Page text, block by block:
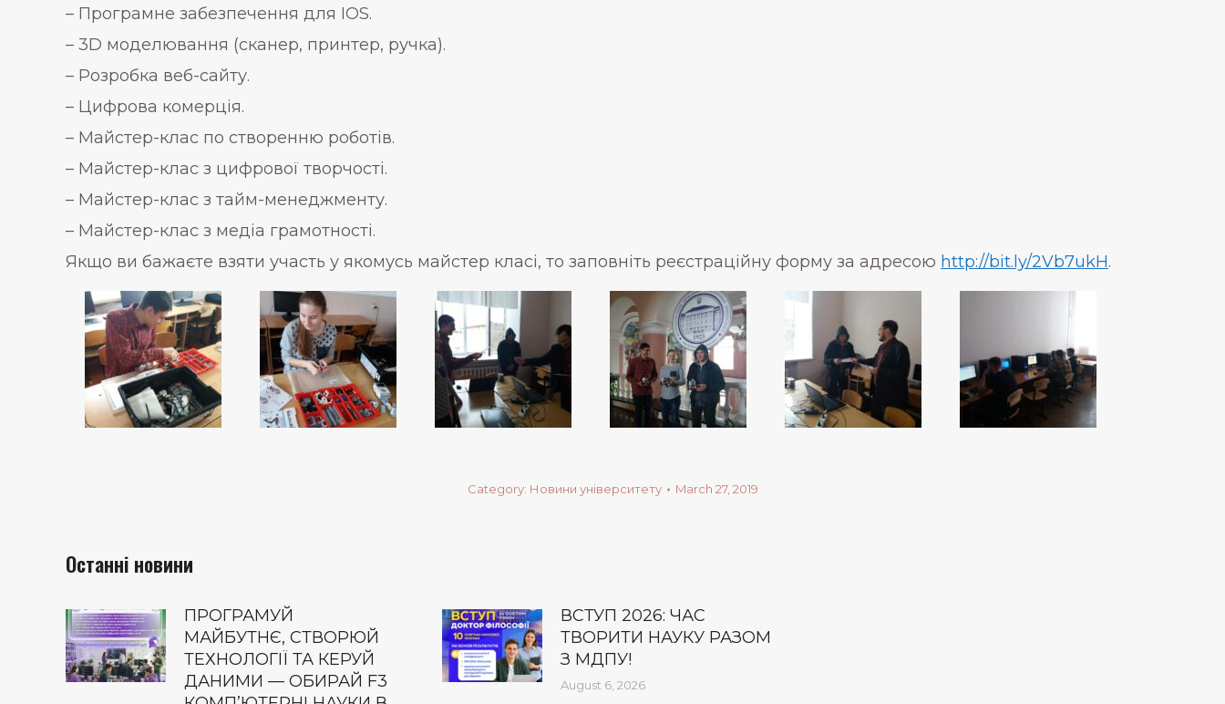
– Програмне забезпечення для IOS.
– 3D моделювання (сканер, принтер, ручка).
– Розробка веб-сайту.
– Цифрова комерція.
– Майстер-клас по створенню роботів.
– Майстер-клас з цифрової творчості.
– Майстер-клас з тайм-менеджменту.
– Майстер-клас з медіа грамотності.
Якщо ви бажаєте взяти участь у якомусь майстер класі, то заповніть реєстраційну форму за адресою http://bit.ly/2Vb7ukH.
Category: Новини університету March 27, 2019
Останні новини
ПРОГРАМУЙ
МАЙБУТНЄ, СТВОРЮЙ
ТЕХНОЛОГІЇ ТА КЕРУЙ
ДАНИМИ — ОБИРАЙ F3
ВСТУП 2026: ЧАС
ТВОРИТИ НАУКУ РАЗОМ
З МДПУ!
August 6, 2026